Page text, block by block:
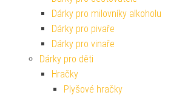
Dárky pro milovníky alkoholu
Dárky pro pivaře
Dárky pro vinaře
Dárky pro děti
Hračky
Plyšové hračky